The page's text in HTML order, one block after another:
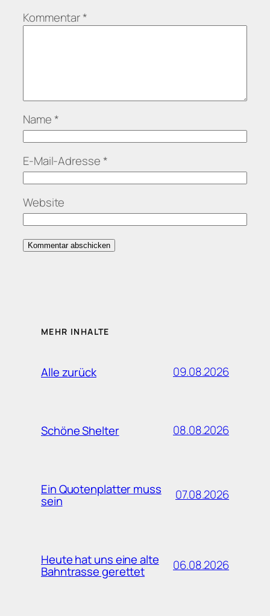
Kommentar*
Name *
E-Mail-Adresse *
Website
MEHR INHALTE
Alle zurück 09.08.2026
Schöne Shelter 08.08.2026
Ein Quotenplatter muss
sein 07.08.2026
Heute hat uns eine alte
Bahntrasse gerettet 06.08.2026